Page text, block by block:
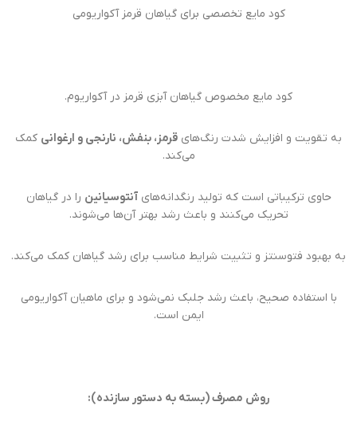
کود مایع تخصصی برای گیاهان قرمز آکواریومی
کود مایع مخصوص گیاهان آبزی قرمز در آکواریوم.
به تقویت و افزایش شدت رنگ‌های قرمز، بنفش، نارنجی و ارغوانی کمک
می‌کند.
حاوی ترکیباتی است که تولید رنگدانه‌هایآنتوسیانین را در گیاهان
تحریک می‌کنند و باعث رشد بهتر آن‌ها می‌شوند.
به بهبود فتوسنتز و تثبیت شرایط مناسب برای رشد گیاهان کمک می‌کند.
با استفاده صحیح، باعث رشد جلبک نمی‌شود و برای ماهیان آکواریومی
ایمن است.
روش مصرف (بسته به دستور سازنده):